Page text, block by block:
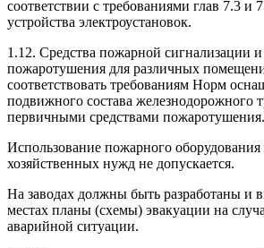
соответствии с требованиями глав 7.3 и
устройства электроустановок.
1.12. Средства пожарной сигнализации и
пожаротушения для различных
соответствовать требованиям Норм
подвижного состава железнодорожного
первичными средствами пожаротушения.
Использование пожарного оборудования
хозяйственных нужд не допускается.
На заводах должны быть разработаны
местах планы (схемы) эвакуации на
аварийной ситуации.